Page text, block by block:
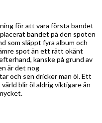
för att vara första bandet
bandet på den spoten
som släppt fyra album och
spot än ett rätt okänt
kanske på grund av
är det nog
och sen dricker man öl. Ett
blir öl aldrig viktigare än